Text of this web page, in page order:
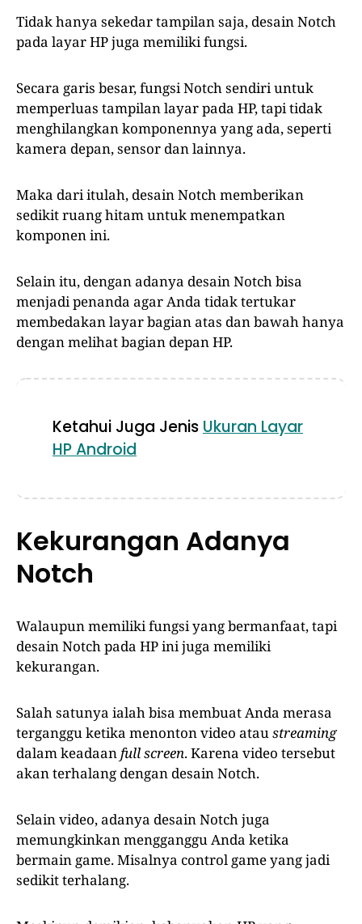
Tidak hanya sekedar tampilan saja, desain Notch
pada layar HP juga memiliki fungsi.
Secara garis besar, fungsi Notch sendiri untuk
memperluas tampilan layar pada HP, tapi tidak
menghilangkan komponennya yang ada, seperti
kamera depan, sensor dan lainnya.
Maka dari itulah, desain Notch memberikan
sedikit ruang hitam untuk menempatkan
komponen ini.
Selain itu, dengan adanya desain Notch bisa
menjadi penanda agar Anda tidak tertukar
membedakan layar bagian atas dan bawah hanya
dengan melihat bagian depan HP.
Ketahui Juga Jenis Ukuran Layar
HP Android
Kekurangan Adanya
Notch
Walaupun memiliki fungsi yang bermanfaat, tapi
desain Notch pada HP ini juga memiliki
kekurangan.
Salah satunya ialah bisa membuat Anda merasa
terganggu ketika menonton video ataustreaming
dalam keadaanfull screen. Karena video tersebut
akan terhalang dengan desain Notch.
Selain video, adanya desain Notch juga
memungkinkan mengganggu Anda ketika
bermain game. Misalnya control game yang jadi
sedikit terhalang.